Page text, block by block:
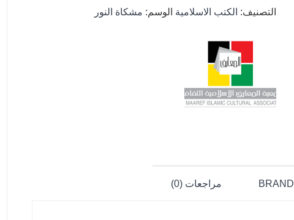
التصنيف: الكتب الاسلامية الوسم: مشكاة النور
BRAND مراجعات (0)